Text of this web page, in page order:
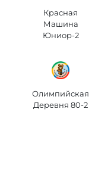
Красная
Машина
Юниор-2
Олимпийская
Деревня 80-2